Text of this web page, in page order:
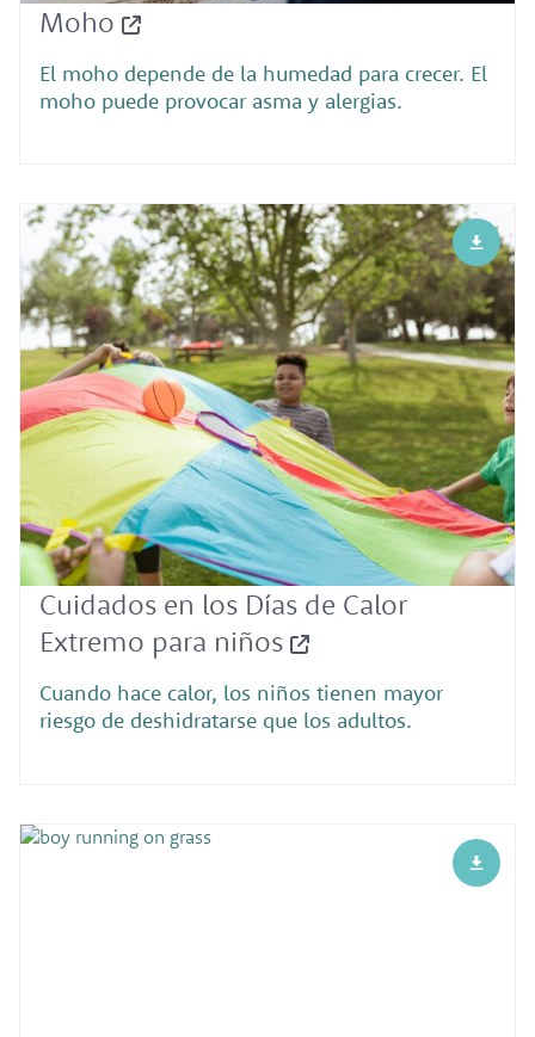
Moho
El moho depende de la humedad para crecer. El
moho puede provocar asma y alergias.
Cuidados en los Días de Calor
Extremo para niños
Cuando hace calor, los niños tienen mayor
riesgo de deshidratarse que los adultos.